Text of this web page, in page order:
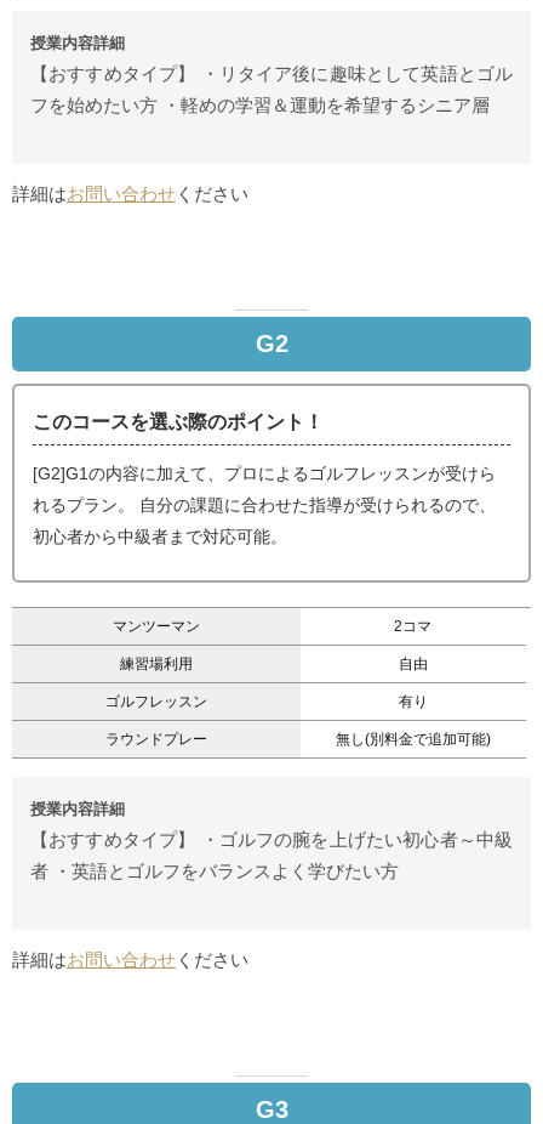
授業内容詳細
【おすすめタイプ】 ・リタイア後に趣味として英語とゴル
フを始めたい方 ・軽めの学習＆運動を希望するシニア層
詳細はお問い合わせ ください
G2
このコースを選ぶ際のポイント！
[G2]G1の内容に加えて、プロによるゴルフレッスンが受けら
れるプラン。 自分の課題に合わせた指導が受けられるので、
初心者から中級者まで対応可能。
マンツーマン 2コマ
練習場利用 自由
ゴルフレッスン 有り
ラウンドプレー 無し(別料金で追加可能)
授業内容詳細
【おすすめタイプ】 ・ゴルフの腕を上げたい初心者～中級
者 ・英語とゴルフをバランスよく学びたい方
詳細はお問い合わせ ください
G3